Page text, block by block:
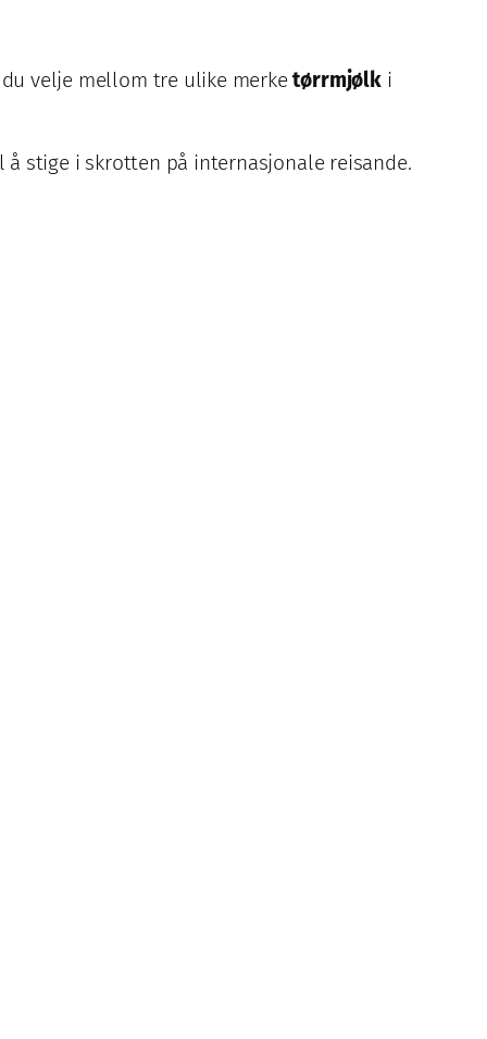
du velje mellom tre ulike merketørrmjølki
stige i skrotten på internasjonale reisande.